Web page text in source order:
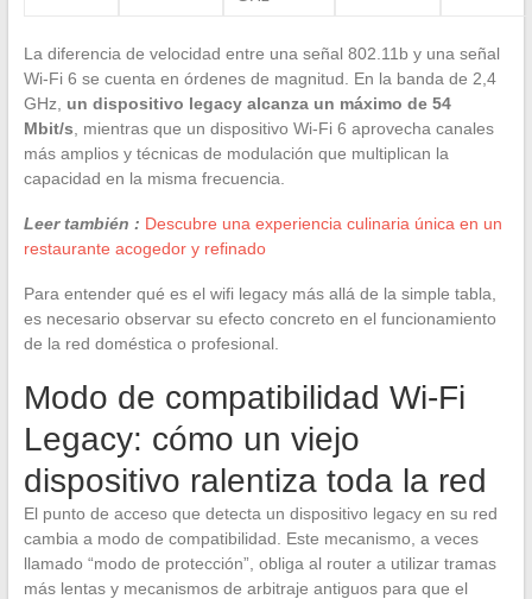
La diferencia de velocidad entre una señal 802.11b y una señal
Wi-Fi 6 se cuenta en órdenes de magnitud. En la banda de 2,4
GHz, un dispositivo legacy alcanza un máximo de 54
Mbit/s , mientras que un dispositivo Wi-Fi 6 aprovecha canales
más amplios y técnicas de modulación que multiplican la
capacidad en la misma frecuencia.
Leer también : Descubre una experiencia culinaria única en un
restaurante acogedor y refinado
Para entender qué es el wifi legacy más allá de la simple tabla,
es necesario observar su efecto concreto en el funcionamiento
de la red doméstica o profesional.
Modo de compatibilidad Wi-Fi
Legacy: cómo un viejo
dispositivo ralentiza toda la red
El punto de acceso que detecta un dispositivo legacy en su red
cambia a modo de compatibilidad. Este mecanismo, a veces
llamado “modo de protección”, obliga al router a utilizar tramas
más lentas y mecanismos de arbitraje antiguos para que el